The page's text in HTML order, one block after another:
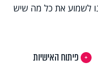
לשמוע את כל מה שיש
פיתוח האישיות